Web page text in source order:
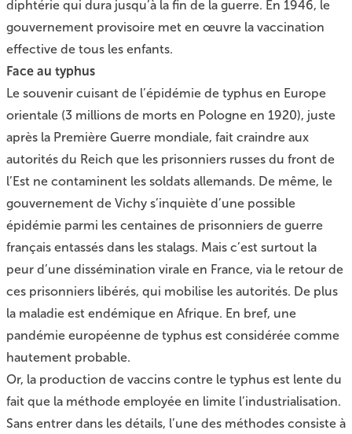
diphtérie qui dura jusqu’à la fin de la guerre. En 1946, le
gouvernement provisoire met en œuvre la vaccination
effective de tous les enfants.
Face au typhus
Le souvenir cuisant de l’épidémie de typhus en Europe
orientale (3 millions de morts en Pologne en 1920), juste
après la Première Guerre mondiale, fait craindre aux
autorités du Reich que les prisonniers russes du front de
l’Est ne contaminent les soldats allemands. De même, le
gouvernement de Vichy s’inquiète d’une possible
épidémie parmi les centaines de prisonniers de guerre
français entassés dans les stalags. Mais c’est surtout la
peur d’une dissémination virale en France, via le retour de
ces prisonniers libérés, qui mobilise les autorités. De plus
la maladie est endémique en Afrique. En bref, une
pandémie européenne de typhus est considérée comme
hautement probable.
Or, la production de vaccins contre le typhus est lente du
fait que la méthode employée en limite l’industrialisation.
Sans entrer dans les détails, l’une des méthodes consiste à